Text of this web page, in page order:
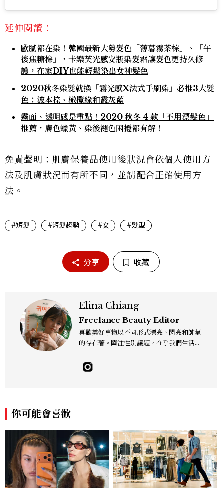
延伸閱讀：
歐膩都在染！韓國最新大勢髮色「薄暮霧茶棕」、「午
後焦糖棕」，卡樂芙光感安瓶染髮霜讓髮色更持久修
護，在家DIY也能輕鬆染出女神髮色
2020秋冬染髮就換「霧光感X法式手刷染」必推3大髮
色：波本棕、橄欖綠和霰灰藍
霧面、透明感是重點！2020 秋冬 4 款「不用漂髮色」
推薦，膚色蠟黃、染後褪色困擾都有解！
免責聲明：肌膚保養品使用後狀況會依個人使用方
法及肌膚狀況而有所不同，並請配合正確使用方
法。
#短髮 #短髮趨勢 #女 #髮型
分享 收藏
Elina Chiang
Freelance Beauty Editor
喜歡美好事物以不同形式漂亮、閃亮和帥氣
的存在著。關注性別議題，在乎我們生活的
民！Instagram：hanyunc／Contac
t：elina.chiang.work@gmail.com
你可能會喜歡